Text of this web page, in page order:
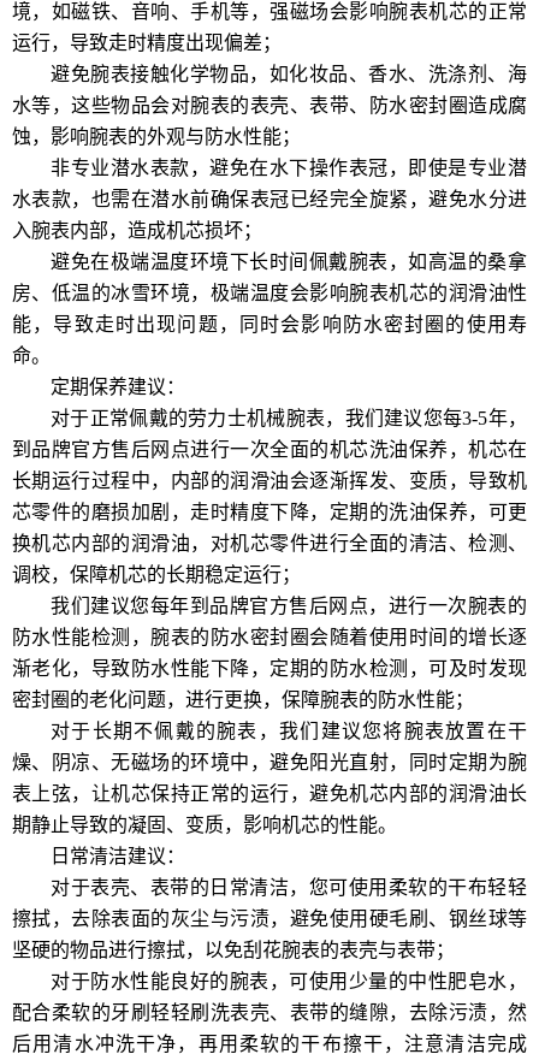
境，如磁铁、音响、手机等，强磁场会影响腕表机芯的正常
运行，导致走时精度出现偏差；
避免腕表接触化学物品，如化妆品、香水、洗涤剂、海
水等，这些物品会对腕表的表壳、表带、防水密封圈造成腐
蚀，影响腕表的外观与防水性能；
非专业潜水表款，避免在水下操作表冠，即使是专业潜
水表款，也需在潜水前确保表冠已经完全旋紧，避免水分进
入腕表内部，造成机芯损坏；
避免在极端温度环境下长时间佩戴腕表，如高温的桑拿
房、低温的冰雪环境，极端温度会影响腕表机芯的润滑油性
能，导致走时出现问题，同时会影响防水密封圈的使用寿
命。
定期保养建议：
对于正常佩戴的劳力士机械腕表，我们建议您每3-5年，
到品牌官方售后网点进行一次全面的机芯洗油保养，机芯在
长期运行过程中，内部的润滑油会逐渐挥发、变质，导致机
芯零件的磨损加剧，走时精度下降，定期的洗油保养，可更
换机芯内部的润滑油，对机芯零件进行全面的清洁、检测、
调校，保障机芯的长期稳定运行；
我们建议您每年到品牌官方售后网点，进行一次腕表的
防水性能检测，腕表的防水密封圈会随着使用时间的增长逐
渐老化，导致防水性能下降，定期的防水检测，可及时发现
密封圈的老化问题，进行更换，保障腕表的防水性能；
对于长期不佩戴的腕表，我们建议您将腕表放置在干
燥、阴凉、无磁场的环境中，避免阳光直射，同时定期为腕
表上弦，让机芯保持正常的运行，避免机芯内部的润滑油长
期静止导致的凝固、变质，影响机芯的性能。
日常清洁建议：
对于表壳、表带的日常清洁，您可使用柔软的干布轻轻
擦拭，去除表面的灰尘与污渍，避免使用硬毛刷、钢丝球等
坚硬的物品进行擦拭，以免刮花腕表的表壳与表带；
对于防水性能良好的腕表，可使用少量的中性肥皂水，
配合柔软的牙刷轻轻刷洗表壳、表带的缝隙，去除污渍，然
后用清水冲洗干净，再用柔软的干布擦干，注意清洁完成